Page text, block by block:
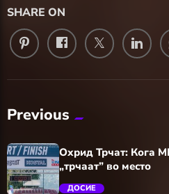
SHARE ON
Previous
Охрид Трчат: Кога
„трчаат” во место
ДОСИЕ